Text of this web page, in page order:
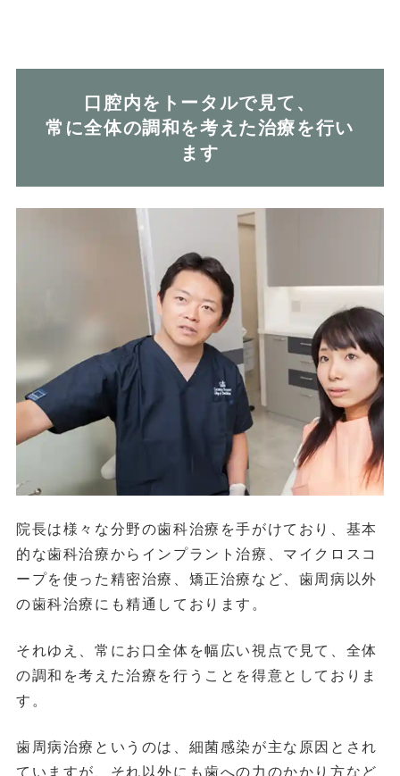
口腔内をトータルで見て、
常に全体の調和を考えた治療を行い
ます
院長は様々な分野の歯科治療を手がけており、基本
的な歯科治療からインプラント治療、マイクロスコ
ープを使った精密治療、矯正治療など、歯周病以外
の歯科治療にも精通しております。
それゆえ、常にお口全体を幅広い視点で見て、全体
の調和を考えた治療を行うことを得意としておりま
す。
歯周病治療というのは、細菌感染が主な原因とされ
ていますが、それ以外にも歯への力のかかり方など